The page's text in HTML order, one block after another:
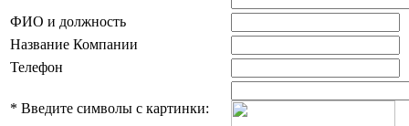
ФИО и должность
Название Компании
Телефон
* Введите символы с картинки: